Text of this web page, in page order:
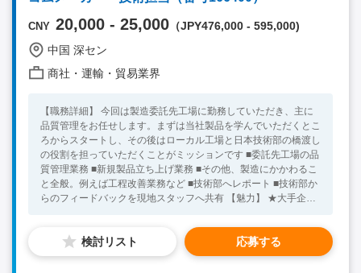
CNY 20,000 - 25,000 （JPY476,000 - 595,000)
中国 深セン
商社・運輸・貿易業界
【職務詳細】 今回は製造委託先工場に勤務していただき、主に
品質管理をお任せします。まずは当社製品を学んでいただくとこ
ろからスタートし、その後はローカル工場と日本技術部の橋渡し
の役割を担っていただくことがミッションです ■委託先工場の品
質管理業務 ■新規製品立ち上げ業務 ■その他、製造にかかわるこ
と全般。例えば工程改善業務など ■技術部へレポート ■技術部か
らのフィードバックを現地スタッフへ共有 【魅力】 ★大手企業
キャリアの希望をなるべく聞いてくれる社風です！ ★simカード
支給など福利厚生豊富！ 【必須条件】 ■大卒以上 ・年齢：25
～45歳 ■中国語一般会話レベル以上 ■品質管理経験あり 【求め
検討リスト 応募する